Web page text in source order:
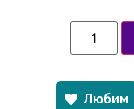
Любим